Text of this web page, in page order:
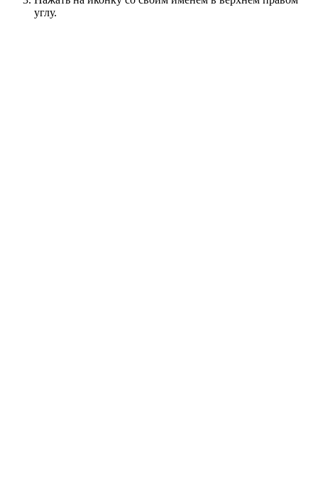
углу.